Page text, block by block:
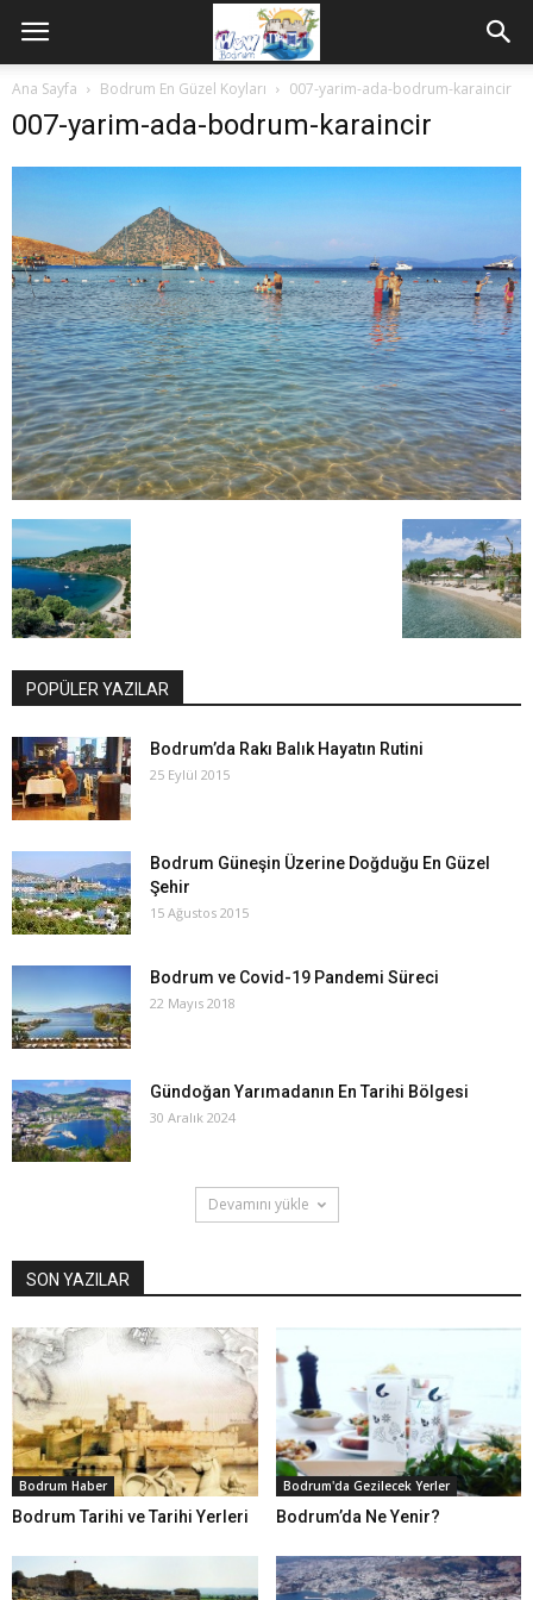
Ana Sayfa Bodrum En Güzel Koyları 007-yarim-ada-bodrum-karaincir
007-yarim-ada-bodrum-karaincir
POPÜLER YAZILAR
Bodrum’da Rakı Balık Hayatın Rutini
25 Eylül 2015
Bodrum Güneşin Üzerine Doğduğu En Güzel
Şehir
15 Ağustos 2015
Bodrum ve Covid-19 Pandemi Süreci
22 Mayıs 2018
Gündoğan Yarımadanın En Tarihi Bölgesi
30 Aralık 2024
Devamını yükle
SON YAZILAR
Bodrum Haber
Bodrum Tarihi ve Tarihi Yerleri
Bodrum'da Gezilecek Yerler
Bodrum’da Ne Yenir?